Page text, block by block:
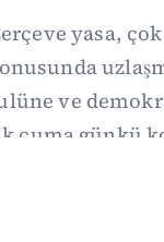
yasa,
ve
cuma günkü